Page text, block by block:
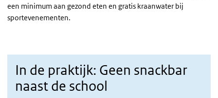
een minimum aan gezond eten en gratis kraanwater bij
sportevenementen.
In de praktijk: Geen snackbar
naast de school